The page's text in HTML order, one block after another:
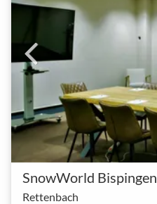
SnowWorld Bispingen
Rettenbach